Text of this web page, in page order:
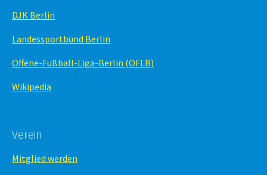
DJK Berlin
Landessportbund Berlin
Offene-Fußball-Liga-Berlin (OFLB)
Wikipedia
Verein
Mitglied werden